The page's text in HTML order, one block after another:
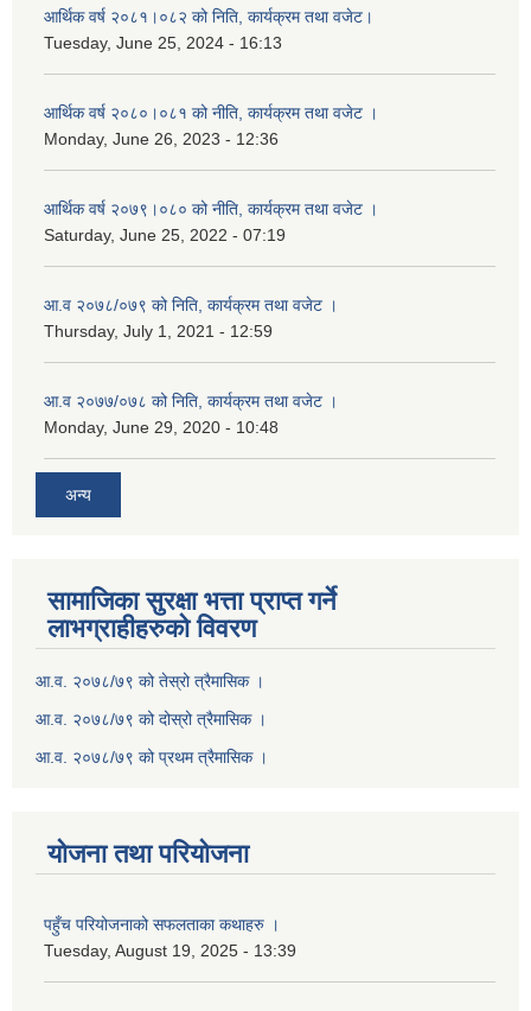
आर्थिक वर्ष २०८१।०८२ को निति, कार्यक्रम तथा वजेट।
Tuesday, June 25, 2024 - 16:13
आर्थिक वर्ष २०८०।०८१ को नीति, कार्यक्रम तथा वजेट ।
Monday, June 26, 2023 - 12:36
आर्थिक वर्ष २०७९।०८० को नीति, कार्यक्रम तथा वजेट ।
Saturday, June 25, 2022 - 07:19
आ.व २०७८/०७९ को निति, कार्यक्रम तथा वजेट ।
Thursday, July 1, 2021 - 12:59
आ.व २०७७/०७८ को निति, कार्यक्रम तथा वजेट ।
Monday, June 29, 2020 - 10:48
अन्य
सामाजिका सुरक्षा भत्ता प्राप्त गर्ने
लाभग्राहीहरुको विवरण
आ.व. २०७८/७९ को तेस्रो त्रैमासिक ।
आ.व. २०७८/७९ को दोस्रो त्रैमासिक ।
आ.व. २०७८/७९ को प्रथम त्रैमासिक ।
योजना तथा परियोजना
पहुँच परियोजनाको सफलताका कथाहरु ।
Tuesday, August 19, 2025 - 13:39